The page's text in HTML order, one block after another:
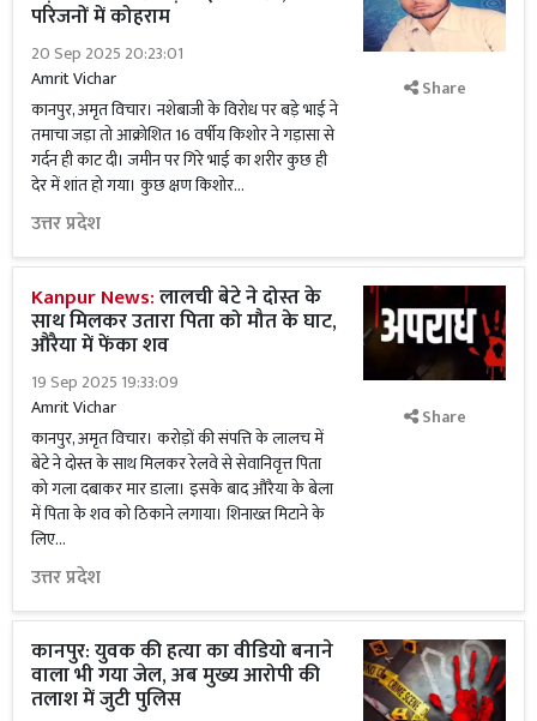
परिजनों में कोहराम
20 Sep 2025 20:23:01
Amrit Vichar
कानपुर, अमृत विचार। नशेबाजी के विरोध पर बड़े भाई ने
तमाचा जड़ा तो आक्रोशित 16 वर्षीय किशोर ने गड़ासा से
गर्दन ही काट दी। जमीन पर गिरे भाई का शरीर कुछ ही
देर में शांत हो गया। कुछ क्षण किशोर...
उत्तर प्रदेश
Share
Kanpur News:लालची बेटे ने दोस्त के
साथ मिलकर उतारा पिता को मौत के घाट,
औरैया में फेंका शव
19 Sep 2025 19:33:09
Amrit Vichar
कानपुर, अमृत विचार। करोड़ों की संपत्ति के लालच में
बेटे ने दोस्त के साथ मिलकर रेलवे से सेवानिवृत्त पिता
को गला दबाकर मार डाला। इसके बाद औरैया के बेला
में पिता के शव को ठिकाने लगाया। शिनाख्त मिटाने के
लिए...
उत्तर प्रदेश
Share
कानपुर: युवक की हत्या का वीडियो बनाने
वाला भी गया जेल, अब मुख्य आरोपी की
तलाश में जुटी पुलिस